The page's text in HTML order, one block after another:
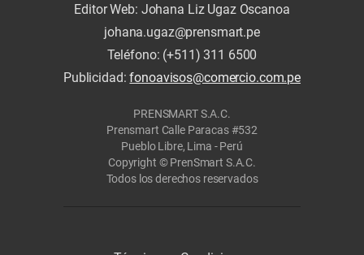
Editor Web: Johana Liz Ugaz Oscanoa
johana.ugaz@prensmart.pe
Teléfono: (+511) 311 6500
Publicidad:fonoavisos@comercio.com.pe
PRENSMART S.A.C.
Prensmart Calle Paracas #532
Pueblo Libre, Lima - Perú
Copyright © PrenSmart S.A.C.
Todos los derechos reservados